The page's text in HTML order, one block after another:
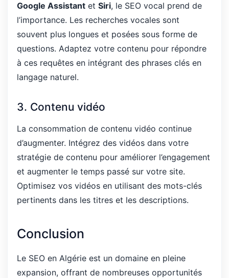
Google Assistant et Siri, le SEO vocal prend de
l’importance. Les recherches vocales sont
souvent plus longues et posées sous forme de
questions. Adaptez votre contenu pour répondre
à ces requêtes en intégrant des phrases clés en
langage naturel.
3. Contenu vidéo
La consommation de contenu vidéo continue
d’augmenter. Intégrez des vidéos dans votre
stratégie de contenu pour améliorer l’engagement
et augmenter le temps passé sur votre site.
Optimisez vos vidéos en utilisant des mots-clés
pertinents dans les titres et les descriptions.
Conclusion
Le SEO en Algérie est un domaine en pleine
expansion, offrant de nombreuses opportunités